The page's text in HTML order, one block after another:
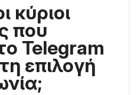
κύριοι
που
Telegram
επιλογή